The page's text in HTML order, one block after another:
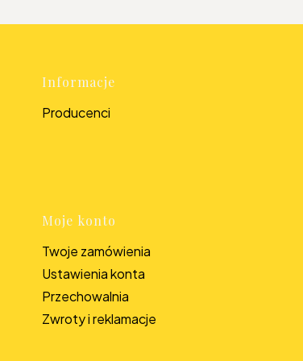
Informacje
Producenci
Moje konto
Twoje zamówienia
Ustawienia konta
Przechowalnia
Zwroty i reklamacje